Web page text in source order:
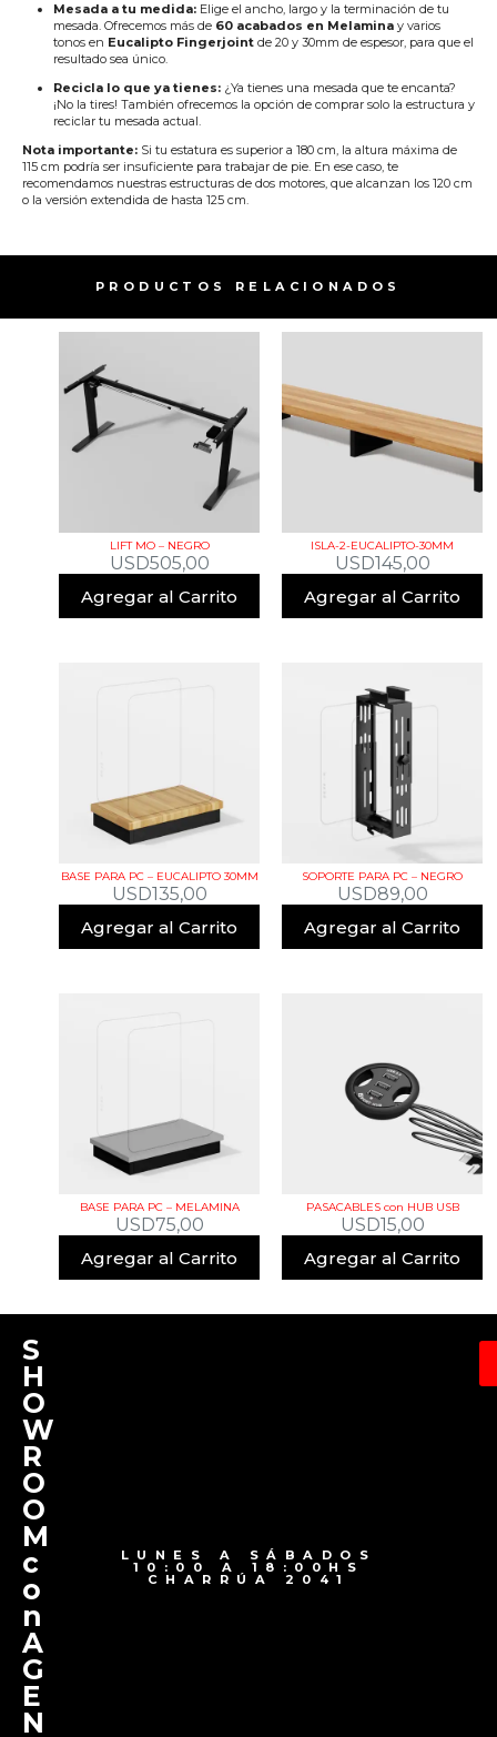
Mesada a tu medida:Elige el ancho, largo y la terminación de tu
mesada. Ofrecemos más de 60 acabados en Melaminay varios
tonos en Eucalipto Fingerjointde 20 y 30mm de espesor, para que el
resultado sea único.
Recicla lo que ya tienes:¿Ya tienes una mesada que te encanta?
¡No la tires! También ofrecemos la opción de comprar solo la estructura y
reciclar tu mesada actual.
Nota importante: Si tu estatura es superior a 180 cm, la altura máxima de
115 cm podría ser insuficiente para trabajar de pie. En ese caso, te
recomendamos nuestras estructuras de dos motores, que alcanzan los 120 cm
o la versión extendida de hasta 125 cm.
PRODUCTOS RELACIONADOS​
LIFT MO – NEGRO
USD505,00
Agregar al Carrito
ISLA-2-EUCALIPTO-30MM
USD145,00
Agregar al Carrito
BASE PARA PC – EUCALIPTO 30MM
USD135,00
Agregar al Carrito
SOPORTE PARA PC – NEGRO
USD89,00
Agregar al Carrito
BASE PARA PC – MELAMINA
USD75,00
Agregar al Carrito
PASACABLES con HUB USB
USD15,00
Agregar al Carrito
S
H
O
W
R
O
O
M
c
o
n
A
G
E
N
LUNES A SÁBADOS
10:00 A 18:00HS
CHARRÚA 2041